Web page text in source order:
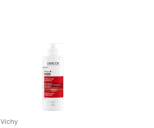
Vichy